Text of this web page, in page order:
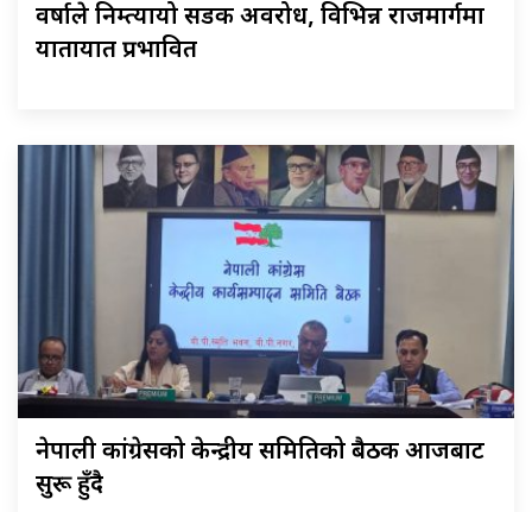
वर्षाले निम्त्यायो सडक अवरोध, विभिन्न राजमार्गमा
यातायात प्रभावित
नेपाली कांग्रेसको केन्द्रीय समितिको बैठक आजबाट
सुरू हुँदै